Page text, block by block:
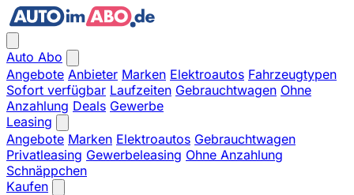
Auto Abo
Angebote Anbieter Marken Elektroautos Fahrzeugtypen
Sofort verfügbar Laufzeiten Gebrauchtwagen Ohne
Anzahlung Deals Gewerbe
Leasing
Angebote Marken Elektroautos Gebrauchtwagen
Privatleasing Gewerbeleasing Ohne Anzahlung
Schnäppchen
Kaufen